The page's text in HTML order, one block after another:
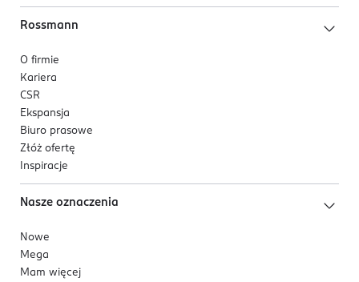
Rossmann
O firmie
Kariera
CSR
Ekspansja
Biuro prasowe
Złóż ofertę
Inspiracje
Nasze oznaczenia
Nowe
Mega
Mam więcej